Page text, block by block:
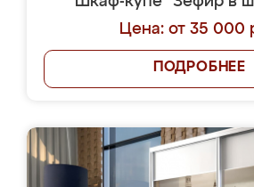
Цена: от 35 000
ПОДРОБНЕЕ